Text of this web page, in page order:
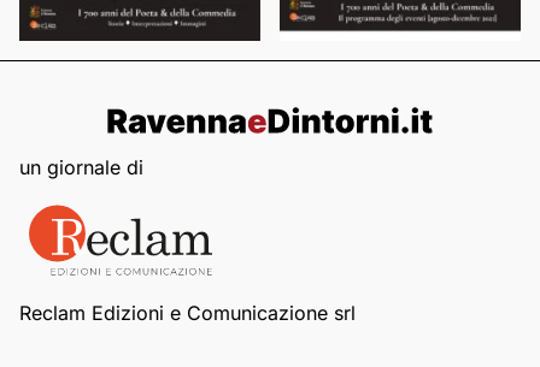
un giornale di
Reclam Edizioni e Comunicazione srl